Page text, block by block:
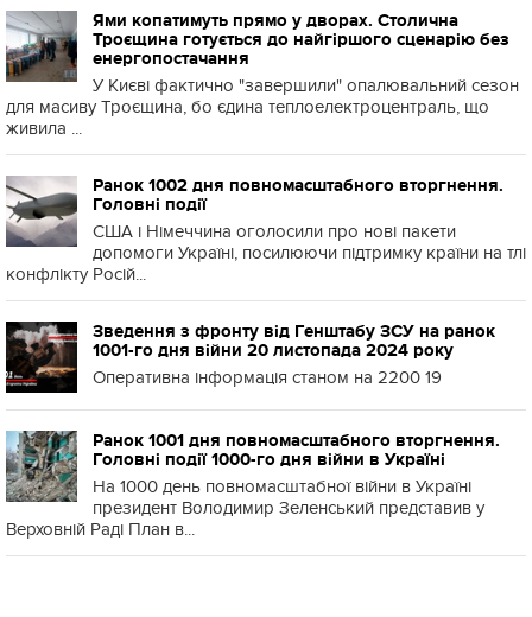
Ями копатимуть прямо у дворах. Столична
Троєщина готується до найгіршого сценарію без
енергопостачання
У Києві фактично "завершили" опалювальний сезон
для масиву Троєщина, бо єдина теплоелектроцентраль, що
живила ...
Ранок 1002 дня повномасштабного вторгнення.
Головні події
США і Німеччина оголосили про нові пакети
допомоги Україні, посилюючи підтримку країни на тлі
конфлікту Росій...
Зведення з фронту від Генштабу ЗСУ на ранок
1001-го дня війни 20 листопада 2024 року
Оперативна інформація станом на 2200 19
Ранок 1001 дня повномасштабного вторгнення.
Головні події 1000-го дня війни в Україні
На 1000 день повномасштабної війни в Україні
президент Володимир Зеленський представив у
Верховній Раді План в...